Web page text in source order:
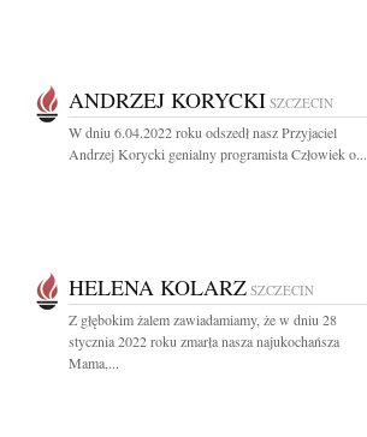
ANDRZEJ KORYCKI SZCZECIN
W dniu 6.04.2022 roku odszedł nasz Przyjaciel
Andrzej Korycki genialny programista Człowiek o...
HELENA KOLARZ SZCZECIN
Z głębokim żalem zawiadamiamy, że w dniu 28
stycznia 2022 roku zmarła nasza najukochańsza
Mama,...